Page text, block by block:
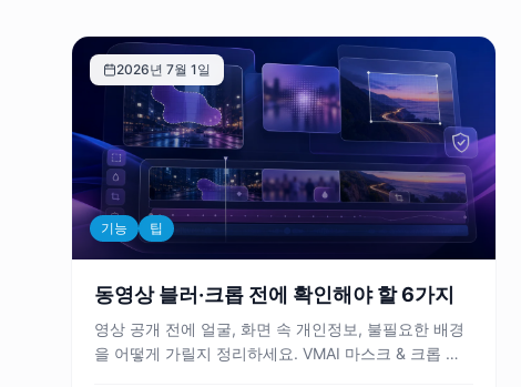
2026년 7월 1일
기능 팁
동영상 블러·크롭 전에 확인해야 할 6가지
영상 공개 전에 얼굴, 화면 속 개인정보, 불필요한 배경
을 어떻게 가릴지 정리하세요. VMAI 마스크 & 크롭 도